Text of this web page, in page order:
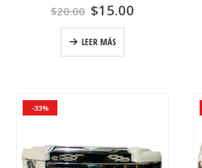
$20.00 $15.00
LEER MÁS
-33%